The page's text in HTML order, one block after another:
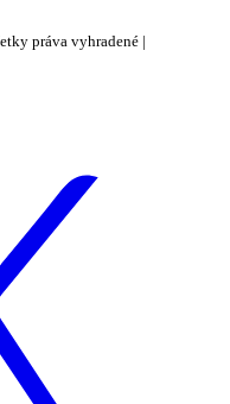
práva vyhradené |